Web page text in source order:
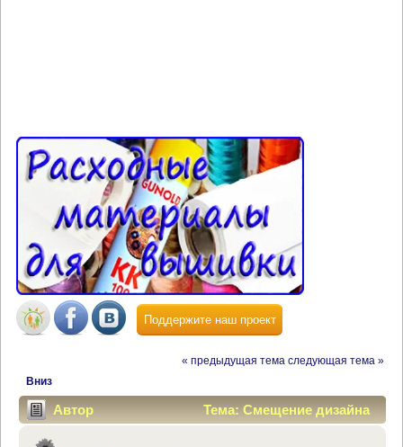
Поддержите наш проект
« предыдущая тема следующая тема »
Вниз
Автор
Тема: Смещение дизайна
вышивки. Помощь и решение (Прочитано 20633